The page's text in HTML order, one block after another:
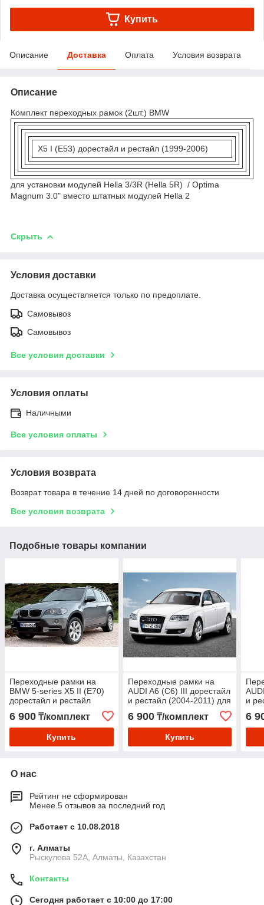
Купить
Описание Доставка Оплата Условия возврата
Описание
Комплект переходных рамок (2шт.) BMW
X5 I (E53) дорестайл и рестайл (1999-2006)
для установки модулей Hella 3/3R (Hella 5R) / Optima
Magnum 3.0" вместо штатных модулей Hella 2
Скрыть
Условия доставки
Доставка осуществляется только по предоплате.
Самовывоз
Самовывоз
Все условия доставки
Условия оплаты
Наличными
Все условия оплаты
Условия возврата
Возврат товара в течение 14 дней по договоренности
Все условия возврата
Подобные товары компании
Переходные рамки на
BMW 5-series Х5 II (Е70)
дорестайл и рестайл
(2006-2013) с Bosch AL
3/3R на Hella 3/3R
6 900 ₸/комплект
Купить
Переходные рамки на
AUDI A6 (C6) III дорестайл
и рестайл (2004-2011) для
установки модулей Hella
3/3R
6 900₸/комплект
Купить
и
3/3R
6
О нас
Рейтинг не сформирован
Менее 5 отзывов за последний год
Работает с 10.08.2018
г. Алматы
Рыскулова 52А, Алматы, Казахстан
Контакты
Сегодня работает с 10:00 до 17:00